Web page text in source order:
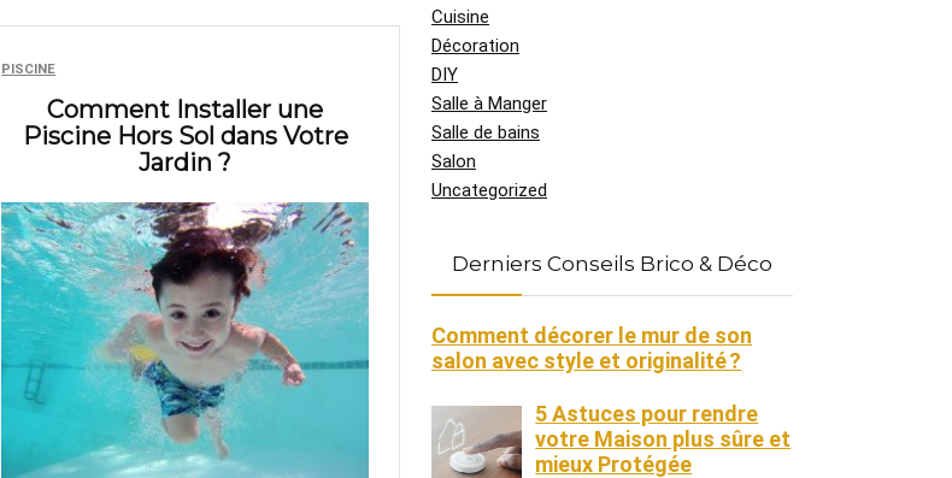
PISCINE
Comment Installer une
Piscine Hors Sol dans Votre
Jardin ?
Cuisine
Décoration
DIY
Salle à Manger
Salle de bains
Salon
Uncategorized
Derniers Conseils Brico & Déco
Comment décorer le mur de son
salon avec style et originalité ?
5 Astuces pour rendre
votre Maison plus sûre et
mieux Protégée